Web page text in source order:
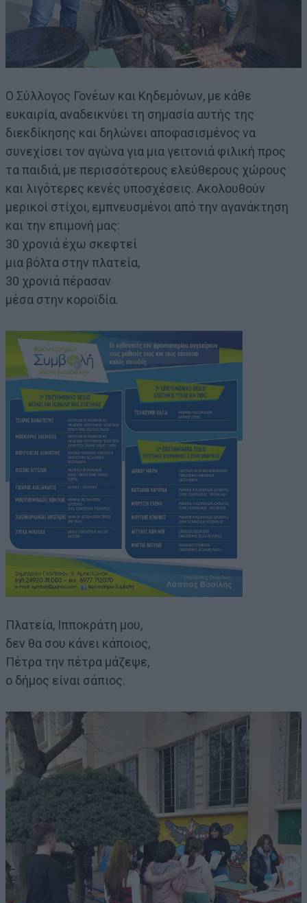
Ο Σύλλογος Γονέων και Κηδεμόνων, με κάθε
ευκαιρία, αναδεικνύει τη σημασία αυτής της
διεκδίκησης και δηλώνει αποφασισμένος να
συνεχίσει τον αγώνα για μια γειτονιά φιλική προς
τα παιδιά, με περισσότερους ελεύθερους χώρους
και λιγότερες κενές υποσχέσεις. Ακολουθούν
μερικοί στίχοι, εμπνευσμένοι από την αγανάκτηση
και την επιμονή μας:
30 χρονιά έχω σκεφτεί
μια βόλτα στην πλατεία,
30 χρονιά πέρασαν
μέσα στην κοροϊδία.
Πλατεία, Ιπποκράτη μου,
δεν θα σου κάνει κάποιος,
Πέτρα την πέτρα μάζεψε,
ο δήμος είναι σάπιος.